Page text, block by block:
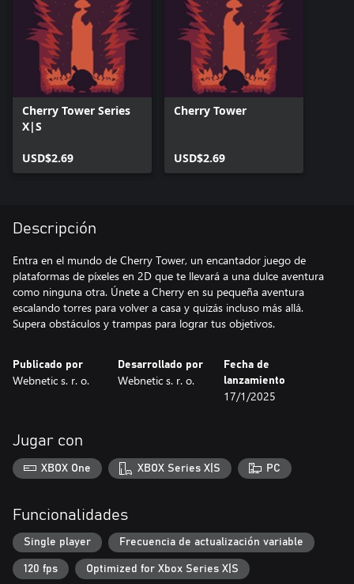
Cherry Tower Series
X|S
USD$2.69
Cherry Tower
USD$2.69
Descripción
Entra en el mundo de Cherry Tower, un encantador juego de
plataformas de píxeles en 2D que te llevará a una dulce aventura
como ninguna otra. Únete a Cherry en su pequeña aventura
escalando torres para volver a casa y quizás incluso más allá.
Supera obstáculos y trampas para lograr tus objetivos.
Publicado por
Webnetic s. r. o.
Desarrollado por
Webnetic s. r. o.
Fecha de
lanzamiento
17/1/2025
Jugar con
XBOX One XBOX Series X|S PC
Funcionalidades
Single player Frecuencia de actualización variable
120 fps Optimized for Xbox Series X|S